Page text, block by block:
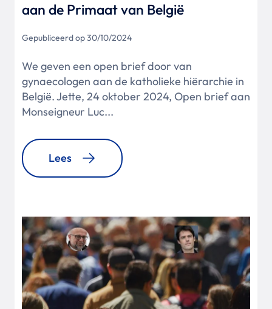
aan de Primaat van België
Gepubliceerd op 30/10/2024
We geven een open brief door van
gynaecologen aan de katholieke hiërarchie in
België. Jette, 24 oktober 2024, Open brief aan
Monseigneur Luc...
Lees